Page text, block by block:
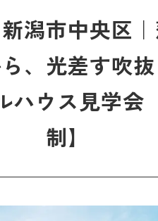
新潟市中央区
、光差す吹
ハウス見学会
制】